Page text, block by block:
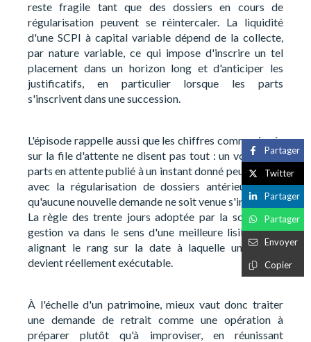
reste fragile tant que des dossiers en cours de
régularisation peuvent se réintercaler. La liquidité
d'une SCPI à capital variable dépend de la collecte,
par nature variable, ce qui impose d'inscrire un tel
placement dans un horizon long et d'anticiper les
justificatifs, en particulier lorsque les parts
s'inscrivent dans une succession.
L'épisode rappelle aussi que les chiffres communiqués
sur la file d'attente ne disent pas tout : un volume de
parts en attente publié à un instant donné peut grossir
avec la régularisation de dossiers antérieurs, sans
qu'aucune nouvelle demande ne soit venue s'intercaler.
La règle des trente jours adoptée par la société de
gestion va dans le sens d'une meilleure lisibilité, en
alignant le rang sur la date à laquelle un dossier
devient réellement exécutable.
À l'échelle d'un patrimoine, mieux vaut donc traiter
une demande de retrait comme une opération à
préparer plutôt qu'à improviser, en réunissant
Partager
Twitter
Partager
Partager
Envoyer
Copier